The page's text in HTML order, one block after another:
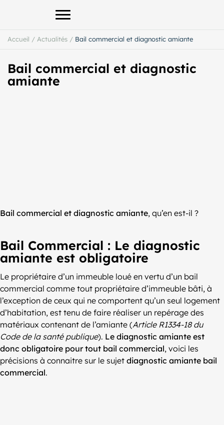
Afficher le menu principal
Accueil / Actualités / Bail commercial et diagnostic amiante
Bail commercial et diagnostic
amiante
Bail commercial et diagnostic amiante, qu’en est-il ?
Bail Commercial : Le diagnostic
amiante est obligatoire
Le propriétaire d’un immeuble loué en vertu d’un bail
commercial comme tout propriétaire d’immeuble bâti, à
l’exception de ceux qui ne comportent qu’un seul logement
d’habitation, est tenu de faire réaliser un repérage des
matériaux contenant de l’amiante (Article R1334-18 du
Code de la santé publique). Le diagnostic amiante est
donc obligatoire pour tout bail commercial, voici les
précisions à connaitre sur le sujet diagnostic amiante bail
commercial.